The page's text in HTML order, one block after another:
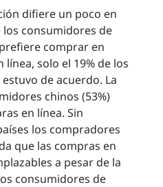
difiere un poco en
los consumidores de
comprar en
solo el 19% de los
de acuerdo. La
chinos (53%)
en línea. Sin
los compradores
que las compras en
a pesar de la
consumidores de